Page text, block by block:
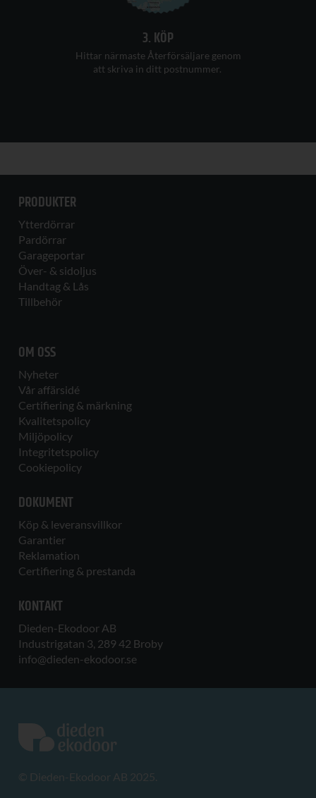
3. KÖP
Hittar närmaste Återförsäljare genom
att skriva in ditt postnummer.
PRODUKTER
Ytterdörrar
Pardörrar
Garageportar
Över- & sidoljus
Handtag & Lås
Tillbehör
OM OSS
Nyheter
Vår affärsidé
Certifiering & märkning
Kvalitetspolicy
Miljöpolicy
Integritetspolicy
Cookiepolicy
DOKUMENT
Köp & leveransvillkor
Garantier
Reklamation
Certifiering & prestanda
KONTAKT
Dieden-Ekodoor AB
Industrigatan 3, 289 42 Broby
info@dieden-ekodoor.se
© Dieden-Ekodoor AB 2025.